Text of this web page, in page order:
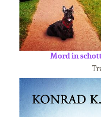
Mord in